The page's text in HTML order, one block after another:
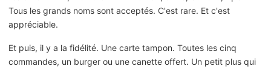
Tous les grands noms sont acceptés. C'est rare. Et c'est
appréciable.
Et puis, il y a la fidélité. Une carte tampon. Toutes les cinq
commandes, un burger ou une canette offert. Un petit plus qui